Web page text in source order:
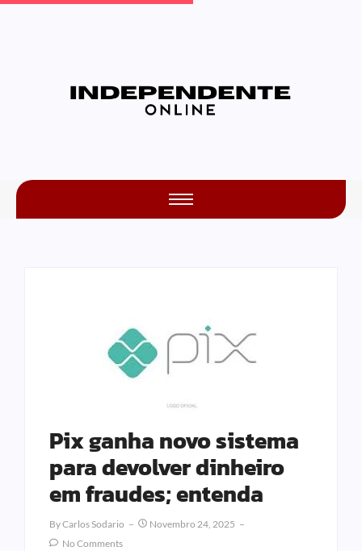
Pix ganha novo sistema
para devolver dinheiro
em fraudes; entenda
ByCarlos Sodario
Novembro 24, 2025
No Comments